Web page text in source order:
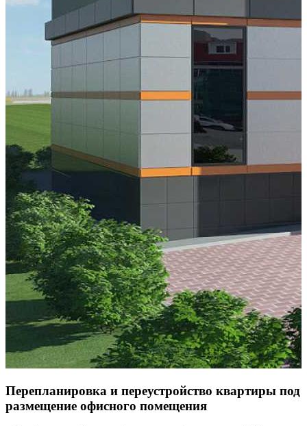
Перепланировка и переустройство квартиры под
размещение офисного помещения